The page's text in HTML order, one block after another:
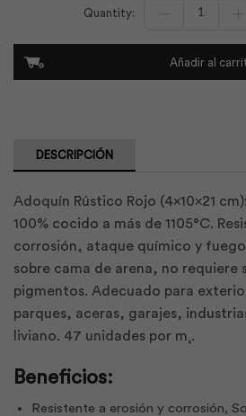
04x10x21Añadir al
DESCRIPCIÓN
Adoquín Rústico Rojo (4x10x21
100% cocido a más de 1105°C.
corrosión, ataque químico y
sobre cama de arena, no requiere
pigmentos. Adecuado para
parques, aceras, garajes,
liviano. 47 unidades por m˛.
Beneficios:
Resistente a erosión y corrosión,